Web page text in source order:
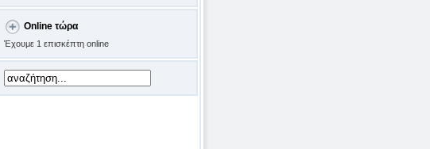
Online τώρα
Έχουμε 1 επισκέπτη online